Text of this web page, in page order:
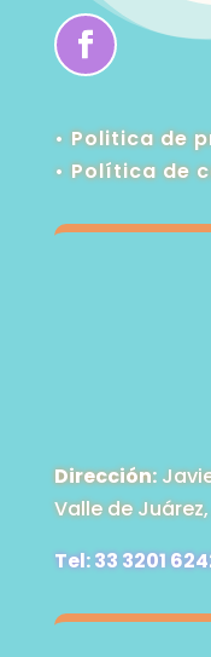
• Politica de
•Política de
Dirección:
Valle de
Tel: 33 3201